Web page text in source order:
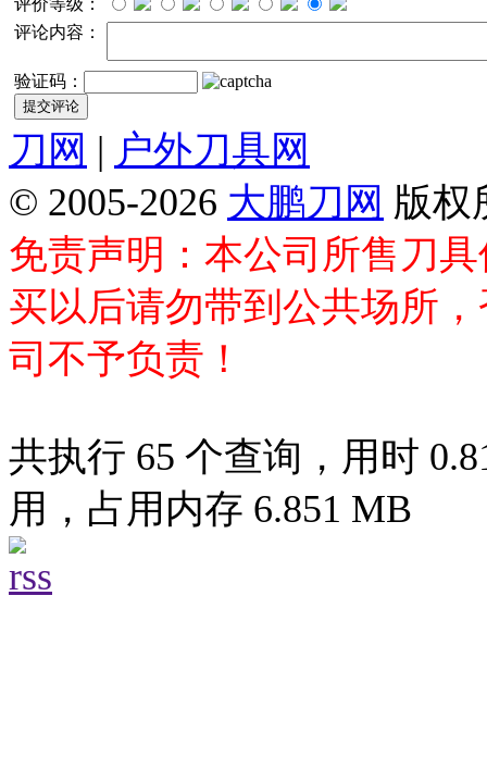
评价等级：
评论内容：
验证码：
刀网 | 户外刀具网
© 2005-2026 大鹏刀网 版权
免责声明：本公司所售刀
买以后请勿带到公共场所
司不予负责！
共执行 65 个查询，用时
用，占用内存 6.851 MB